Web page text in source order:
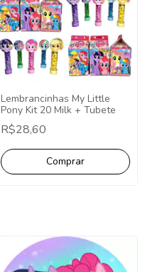
Lembrancinhas My Little
Pony Kit 20 Milk + Tubete
R$28,60